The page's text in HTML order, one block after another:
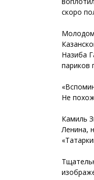
скоро
Назиба
париков
Не
Камиль
Ленина,